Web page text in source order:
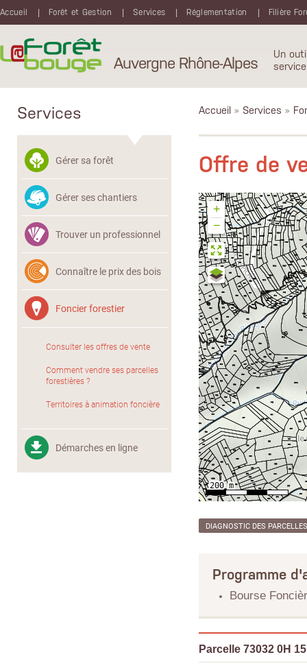
Accueil
Forêt et Gestion Services Réglementation Filière
Auvergne Rhône-Alpes
Un
Services
Gérer sa forêt
Gérer ses chantiers
Trouver un professionnel
Connaître le prix des bois
Foncier forestier
Consulter les offres de vente
Comment vendre ses parcelles
forestières ?
Territoires à animation foncière
Démarches en ligne
Accueil » Services »
Offre de
+
−
DIAGNOSTIC DES PARCELLES
Programme
Bourse
Parcelle 73032 0H